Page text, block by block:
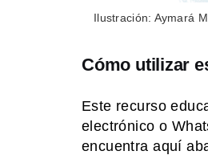
Ilustración: Aymará
Cómo utilizar
Este recurso
electrónico o
encuentra aquí